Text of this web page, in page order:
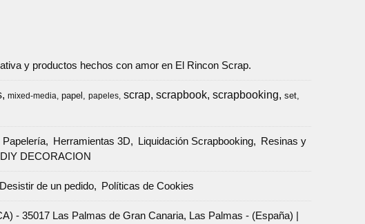
y productos hechos con amor en El Rincon Scrap.
mixed-media papel papeles scrap scrapbook scrapbooking set
Papelería Herramientas 3D Liquidación Scrapbooking
Resinas y
DIY DECORACION
Desistir de un pedido Políticas de Cookies
- 35017 Las Palmas de Gran Canaria, Las Palmas - (España) |